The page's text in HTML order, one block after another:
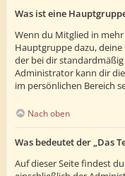
Was ist eine
Wenn du Mitglied in
Hauptgruppe dazu,
der bei dir
Administrator kann dir
im persönlichen Bereich
Nach oben
Was bedeutet der „Das
Auf dieser Seite findest